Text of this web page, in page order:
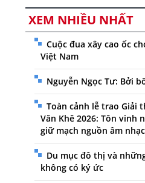
XEM NHIỀU NHẤT
Cuộc đua xây cao ốc
Việt Nam
Nguyễn Ngọc Tư: Bởi
Toàn cảnh lễ trao Giải
Văn Khê 2026: Tôn vinh
giữ mạch nguồn âm
Du mục đô thị và
không có ký ức